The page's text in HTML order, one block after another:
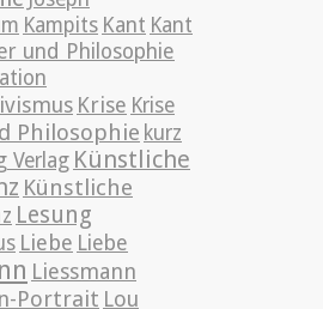
Kampits Kant Kant
und Philosophie
Krise Krise
Philosophie kurz
Verlag Künstliche
Künstliche
Lesung
Liebe Liebe
Liessmann
Portrait Lou